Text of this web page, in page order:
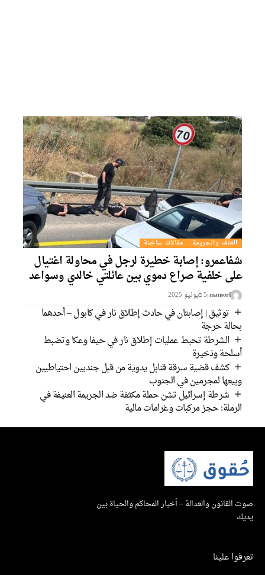
العنف والجريمة مقالات ساخنة
شفاعمرو: إصابة خطيرة لرجل في محاولة اغتيال
على خلفية صراع دموي بين عائلتي خالدي وسواعد
mansorf 5 בيونيو 2025
توثيق | إصابتان في حادث إطلاق نار في كابول – أحدهما
بحالة حرجة
الشرطة تحبط عمليات إطلاق نار في حيفا وعكا وتضبط
أسلحة وذخيرة
كشف قضية سرقة قنابل يدوية من قبل جنديين احتياطيين
وبيعها لمجرمين في الجنوب
شرطة إسرائيل تشن حملة مكثفة ضد الجريمة العنيفة في
الرملة: حجز مركبات وغرامات مالية
صوت القانون والعدالة – أخبار المحاكم والحياة بين
يديك
تعرفوا علينا